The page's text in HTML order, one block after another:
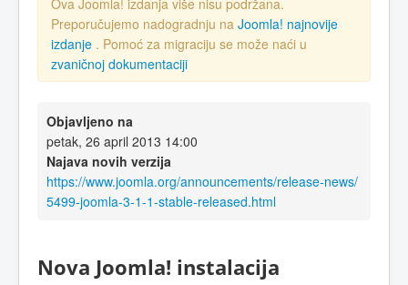
Ova Joomla! izdanja više nisu podržana.
Preporučujemo nadogradnju na Joomla! najnovije
izdanje . Pomoć za migraciju se može naći u
zvaničnoj dokumentaciji
Objavljeno na
petak, 26 april 2013 14:00
Najava novih verzija
https://www.joomla.org/announcements/release-news/
5499-joomla-3-1-1-stable-released.html
Nova Joomla! instalacija